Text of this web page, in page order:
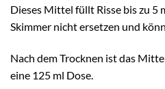
Dieses Mittel füllt Risse bis zu 5
Skimmer nicht ersetzen und
Nach dem Trocknen ist das
eine 125 ml Dose.